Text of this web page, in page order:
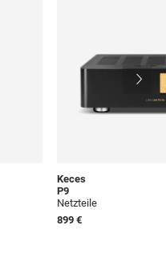
Keces
P9
Netzteile
899 €